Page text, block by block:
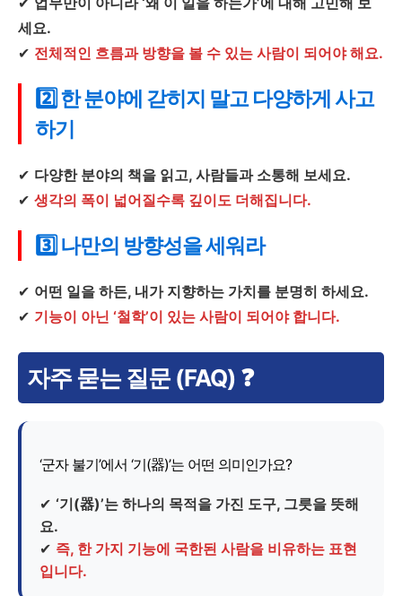
세요.
✔ 전체적인 흐름과 방향을 볼 수 있는 사람이 되어야 해요.
2️⃣ 한 분야에 갇히지 말고 다양하게 사고
하기
✔ 다양한 분야의 책을 읽고, 사람들과 소통해 보세요.
✔ 생각의 폭이 넓어질수록 깊이도 더해집니다.
3️⃣ 나만의 방향성을 세워라
✔ 어떤 일을 하든, 내가 지향하는 가치를 분명히 하세요.
✔ 기능이 아닌 ‘철학’이 있는 사람이 되어야 합니다.
자주 묻는 질문 (FAQ) ❓
‘군자 불기’에서 ‘기(器)’는 어떤 의미인가요?
✔ ‘기(器)’는 하나의 목적을 가진 도구, 그릇을 뜻해
요.
✔ 즉, 한 가지 기능에 국한된 사람을 비유하는 표현
입니다.